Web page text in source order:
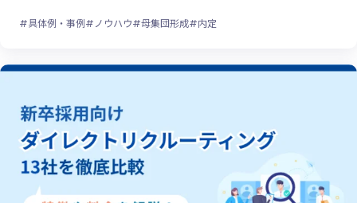
#具体例・事例#ノウハウ#母集団形成#内定